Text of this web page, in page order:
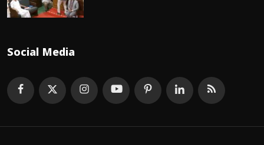
Social Media